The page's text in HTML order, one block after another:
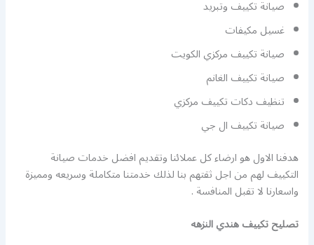
صيانة تكييف وتبريد
غسيل مكيفات
صيانة تكييف مركزي الكويت
صيانة تكييف الغانم
تنظيف دكات تكييف مركزي
صيانة تكييف ال جي
هدفنا الاول هو ارضاء كل عملائنا وتقديم افضل خدمات صيانة
التكييف لهم من اجل ثقتهم بنا لذلك خدمتنا متكاملة وسريعه ومميزة
واسعارنا لا تقبل المنافسة .
تصليح تكييف هندي النزهه